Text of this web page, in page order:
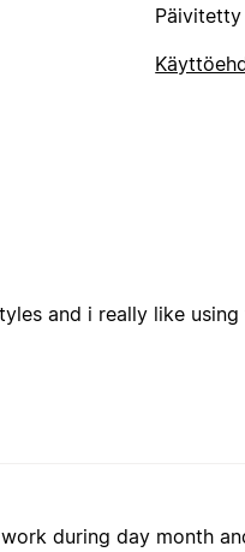
and i really like
during day month